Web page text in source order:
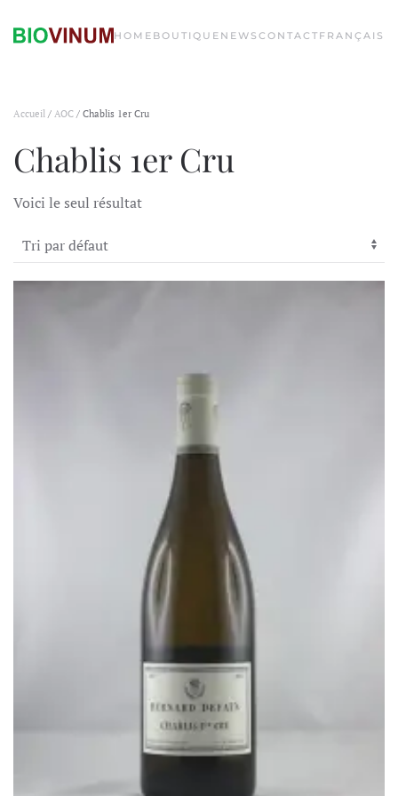
HOME BOUTIQUE NEWS CONTACT FRANÇAIS
Accueil / AOC / Chablis 1er Cru
Chablis 1er Cru
Voici le seul résultat